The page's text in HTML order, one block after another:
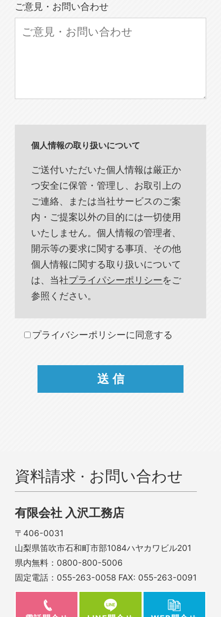
ご意見・お問い合わせ
個人情報の取り扱いについて
ご送付いただいた個人情報は厳正か
つ安全に保管・管理し、お取引上の
ご連絡、または当社サービスのご案
内・ご提案以外の目的には一切使用
いたしません。個人情報の管理者、
開示等の要求に関する事項、その他
個人情報に関する取り扱いについて
は、当社プライパシーポリシーをご
参照ください。
プライバシーポリシーに同意する
資料請求 · お問い合わせ
有限会社 入沢工務店
〒406-0031
山梨県笛吹市石和町市部1084ハヤカワビル201
県内無料： 0800-800-5006
固定電話： 055-263-0058 FAX: 055-263-0091